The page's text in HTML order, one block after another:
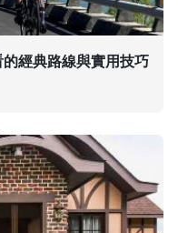
經典路線與實用技巧